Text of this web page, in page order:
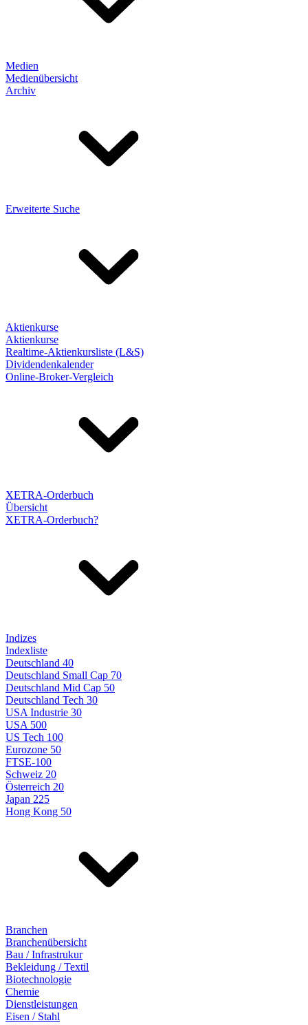
Medien
Medienübersicht
Archiv
Erweiterte Suche
Aktienkurse
Aktienkurse
Realtime-Aktienkursliste (L&S)
Dividendenkalender
Online-Broker-Vergleich
XETRA-Orderbuch
Übersicht
XETRA-Orderbuch?
Indizes
Indexliste
Deutschland 40
Deutschland Small Cap 70
Deutschland Mid Cap 50
Deutschland Tech 30
USA Industrie 30
USA 500
US Tech 100
Eurozone 50
FTSE-100
Schweiz 20
Österreich 20
Japan 225
Hong Kong 50
Branchen
Branchenübersicht
Bau / Infrastrukur
Bekleidung / Textil
Biotechnologie
Chemie
Dienstleistungen
Eisen / Stahl